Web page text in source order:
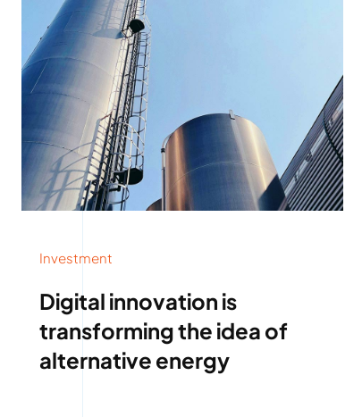
Investment
Digital innovation is
transforming the idea of
alternative energy